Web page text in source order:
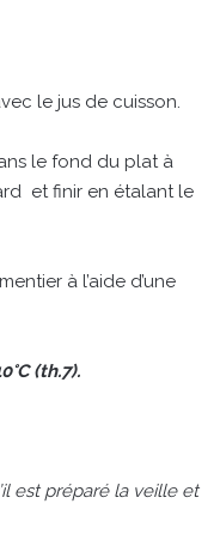
le jus de cuisson.
le fond du plat à
et finir en étalant le
à l’aide d’une
(th.7).
est préparé la veille et